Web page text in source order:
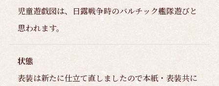
児童遊戯図は、日露戦争時のバルチック艦隊遊びと
思われます。
状態
表装は新たに仕立て直しましたので本紙・表装共に